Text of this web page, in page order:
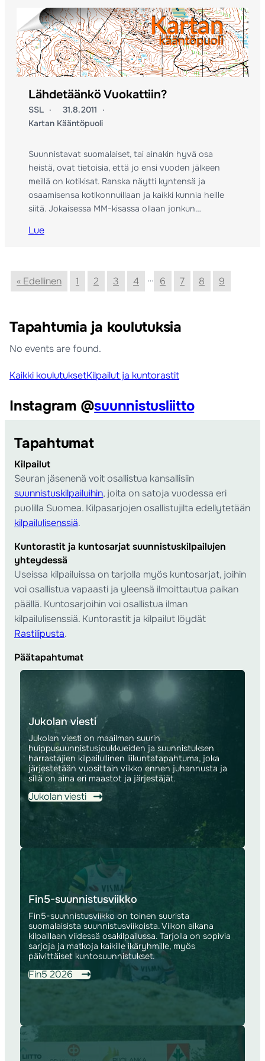
Lähdetäänkö Vuokattiin?
SSL
31.8.2011
Kartan Kääntöpuoli
Suunnistavat suomalaiset, tai ainakin hyvä osa
heistä, ovat tietoisia, että jo ensi vuoden jälkeen
meillä on kotikisat. Ranska näytti kyntensä ja
osaamisensa kotikonnuillaan ja kaikki kunnia heille
siitä. Jokaisessa MM-kisassa ollaan jonkun…
Lue
« Edellinen 1 2 3 4 … 6 7 8 9
Tapahtumia ja koulutuksia
No events are found.
Kaikki koulutuksetKilpailut ja kuntorastit
Instagram @suunnistusliitto
Tapahtumat
Kilpailut
Seuran jäsenenä voit osallistua kansallisiin
suunnistuskilpailuihin, joita on satoja vuodessa eri
puolilla Suomea. Kilpasarjojen osallistujilta edellytetään
kilpailulisenssiä.
Kuntorastit ja kuntosarjat suunnistuskilpailujen
yhteydessä
Useissa kilpailuissa on tarjolla myös kuntosarjat, joihin
voi osallistua vapaasti ja yleensä ilmoittautua paikan
päällä. Kuntosarjoihin voi osallistua ilman
kilpailulisenssiä. Kuntorastit ja kilpailut löydät
Rastilipusta.
Päätapahtumat
Jukolan viesti
Jukolan viesti on maailman suurin
huippusuunnistusjoukkueiden ja suunnistuksen
harrastajien kilpailullinen liikuntatapahtuma, joka
järjestetään vuosittain viikko ennen juhannusta ja
sillä on aina eri maastot ja järjestäjät.
Jukolan viesti
Fin5-suunnistusviikko
Fin5-suunnistusviikko on toinen suurista
suomalaisista suunnistusviikoista. Viikon aikana
kilpaillaan viidessä osakilpailussa. Tarjolla on sopivia
sarjoja ja matkoja kaikille ikäryhmille, myös
päivittäiset kuntosuunnistukset.
Fin5 2026